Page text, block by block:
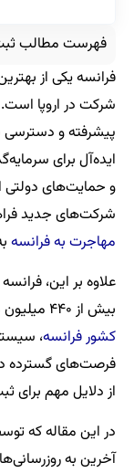
فهرست مطالب
فرانسه یکی از
شرکت در اروپا
پیشرفته و دسترسی
ایده‌آل برای
و حمایت‌های دولتی
شرکت‌های جدید
مهاجرت به فرانسه
علاوه بر این،
بیش از ۴۴۰ میلیون مصرف‌کننده را فراهم می‌کند. ثبات اقتصادی
کشور فرانسه،
فرصت‌های گسترده
از دلایل مهم
در این مقاله که
آخرین به